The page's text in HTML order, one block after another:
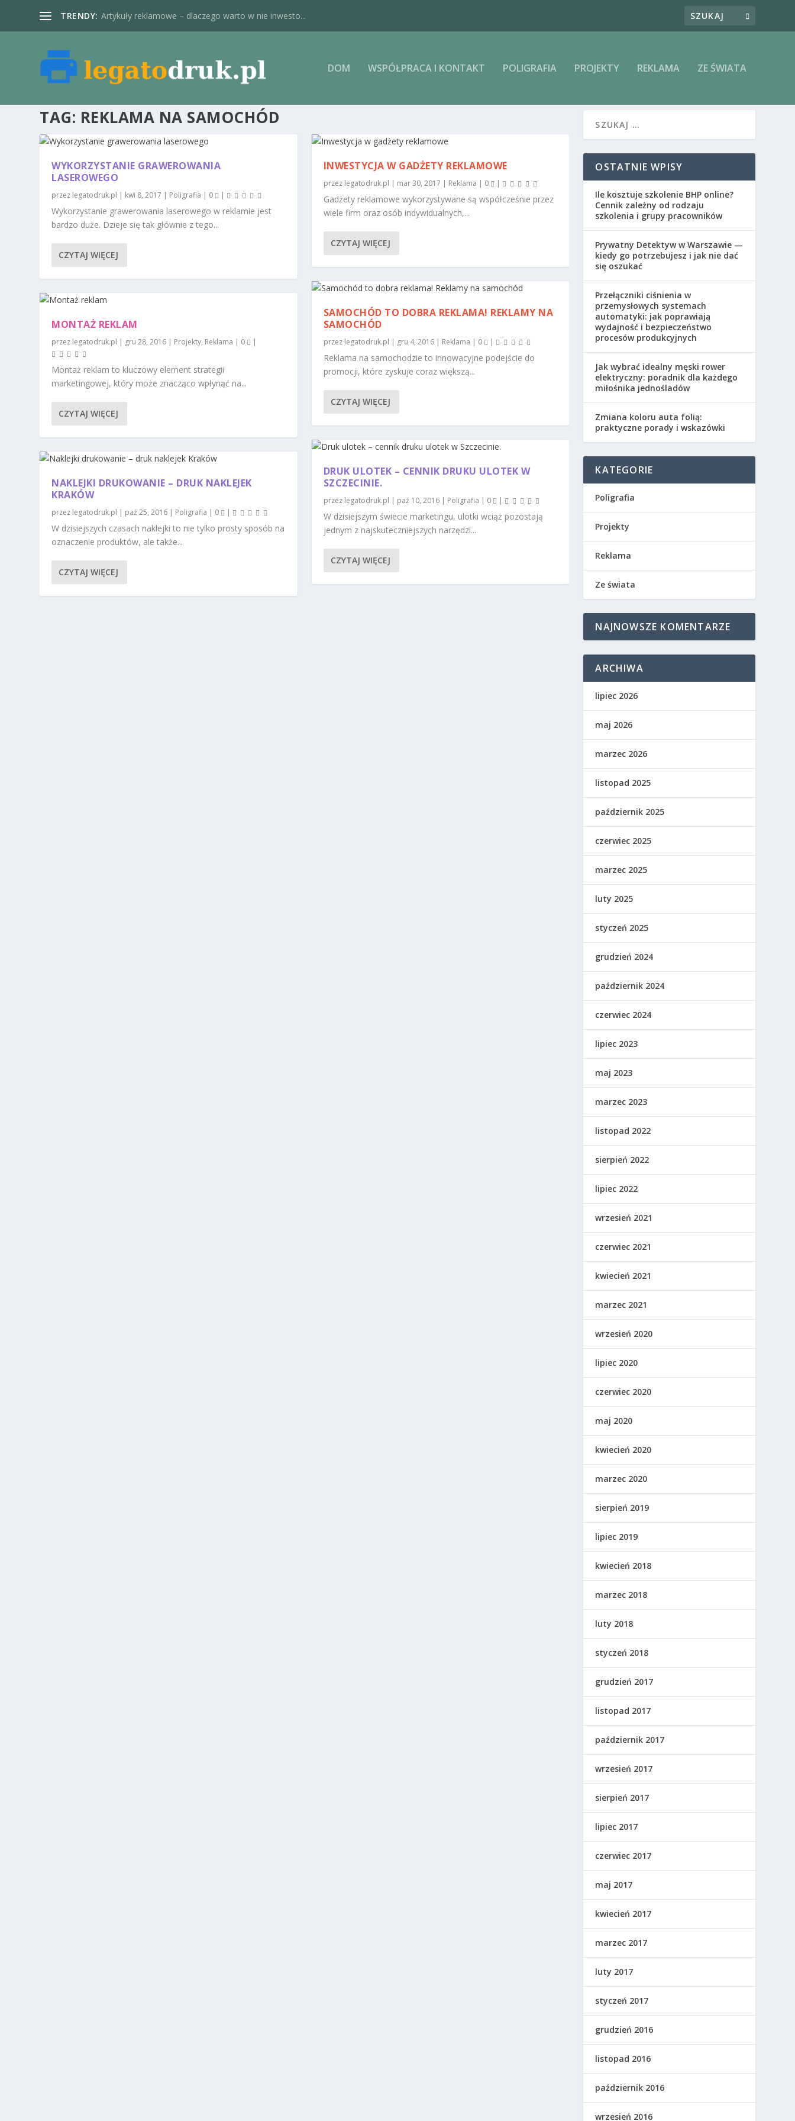
TRENDY: Artykuły reklamowe – dlaczego warto w nie inwesto...
DOM WSPÓŁPRACA I KONTAKT POLIGRAFIA PROJEKTY REKLAMA ZE ŚWIATA
TAG: REKLAMA NA SAMOCHÓD
WYKORZYSTANIE GRAWEROWANIA
LASEROWEGO
przez legatodruk.pl | kwi 8, 2017 | Poligrafia | 0 |
Wykorzystanie grawerowania laserowego w reklamie jest
bardzo duże. Dzieje się tak głównie z tego...
CZYTAJ WIĘCEJ
MONTAŻ REKLAM
przez legatodruk.pl | gru 28, 2016 | Projekty, Reklama | 0 |
Montaż reklam to kluczowy element strategii
marketingowej, który może znacząco wpłynąć na...
CZYTAJ WIĘCEJ
NAKLEJKI DRUKOWANIE – DRUK NAKLEJEK
KRAKÓW
przez legatodruk.pl | paź 25, 2016 | Poligrafia | 0 |
W dzisiejszych czasach naklejki to nie tylko prosty sposób na
oznaczenie produktów, ale także...
CZYTAJ WIĘCEJ
INWESTYCJA W GADŻETY REKLAMOWE
przez legatodruk.pl | mar 30, 2017 | Reklama | 0 |
Gadżety reklamowe wykorzystywane są współcześnie przez
wiele firm oraz osób indywidualnych,...
CZYTAJ WIĘCEJ
SAMOCHÓD TO DOBRA REKLAMA! REKLAMY NA
SAMOCHÓD
przez legatodruk.pl | gru 4, 2016| Reklama | 0 |
Reklama na samochodzie to innowacyjne podejście do
promocji, które zyskuje coraz większą...
CZYTAJ WIĘCEJ
DRUK ULOTEK – CENNIK DRUKU ULOTEK W
SZCZECINIE.
przez legatodruk.pl | paź 10, 2016| Poligrafia | 0 |
W dzisiejszym świecie marketingu, ulotki wciąż pozostają
jednym z najskuteczniejszych narzędzi...
CZYTAJ WIĘCEJ
OSTATNIE WPISY
Ile kosztuje szkolenie BHP online?
Cennik zależny od rodzaju
szkolenia i grupy pracowników
Prywatny Detektyw w Warszawie —
kiedy go potrzebujesz i jak nie dać
się oszukać
Przełączniki ciśnienia w
przemysłowych systemach
automatyki: jak poprawiają
wydajność i bezpieczeństwo
procesów produkcyjnych
Jak wybrać idealny męski rower
elektryczny: poradnik dla każdego
miłośnika jednośladów
Zmiana koloru auta folią:
praktyczne porady i wskazówki
KATEGORIE
Poligrafia
Projekty
Reklama
Ze świata
NAJNOWSZE KOMENTARZE
ARCHIWA
lipiec 2026
maj 2026
marzec 2026
listopad 2025
październik 2025
czerwiec 2025
marzec 2025
luty 2025
styczeń 2025
grudzień 2024
październik 2024
czerwiec 2024
lipiec 2023
maj 2023
marzec 2023
listopad 2022
sierpień 2022
lipiec 2022
wrzesień 2021
czerwiec 2021
kwiecień 2021
marzec 2021
wrzesień 2020
lipiec 2020
czerwiec 2020
maj 2020
kwiecień 2020
marzec 2020
sierpień 2019
lipiec 2019
kwiecień 2018
marzec 2018
luty 2018
styczeń 2018
grudzień 2017
listopad 2017
październik 2017
wrzesień 2017
sierpień 2017
lipiec 2017
czerwiec 2017
maj 2017
kwiecień 2017
marzec 2017
luty 2017
styczeń 2017
grudzień 2016
listopad 2016
październik 2016
wrzesień 2016